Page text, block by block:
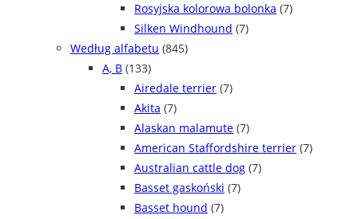
Rosyjska kolorowa bolonka (7)
Silken Windhound (7)
Według alfabetu (845)
A, B (133)
Airedale terrier (7)
Akita (7)
Alaskan malamute (7)
American Staffordshire terrier (7)
Australian cattle dog (7)
Basset gaskoński (7)
Basset hound (7)